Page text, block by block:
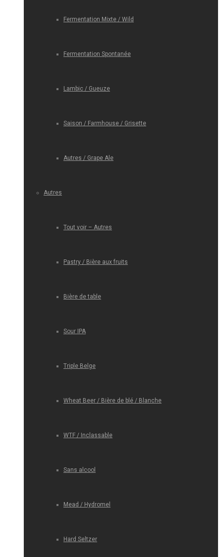
Fermentation Mixte / Wild
Fermentation Spontanée
Lambic / Gueuze
Saison / Farmhouse / Grisette
Autres / Grape Ale
Autres
Tout voir – Autres
Pastry / Bière aux fruits
Bière de table
Sour IPA
Triple Belge
Wheat Beer / Bière de blé / Blanche
WTF / Inclassable
Sans alcool
Mead / Hydromel
Hard Seltzer